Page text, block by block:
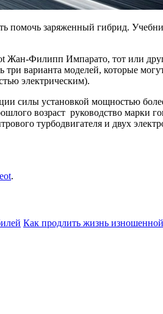
помочь заряженный гибрид.
Жан-Филипп Импарато, тот или
варианта моделей, которые
электрическим).
силы установкой мощностью
возраст руководство
турбодвигателя и двух
.
Как продлить жизнь